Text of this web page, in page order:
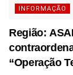
INFORMAÇÃO
Região:
“Operação